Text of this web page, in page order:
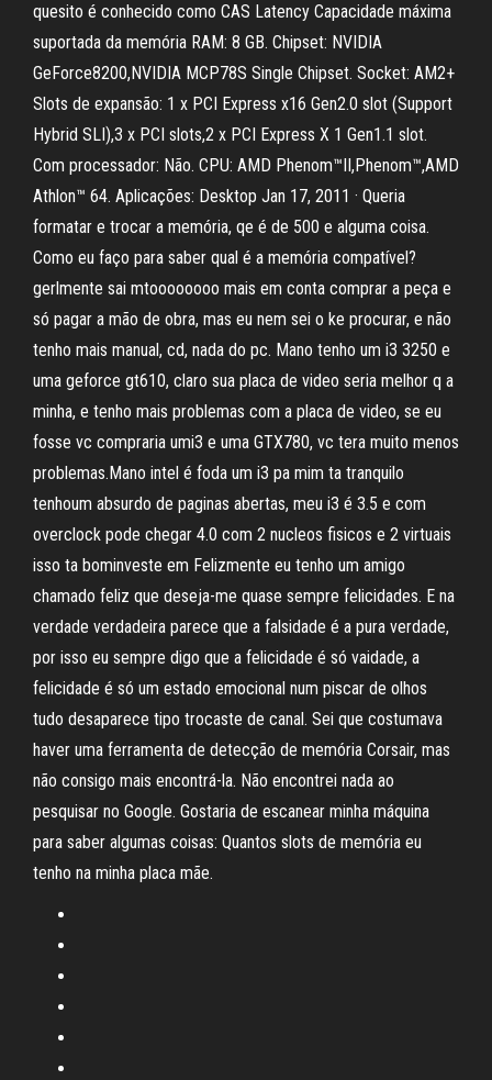
quesito é conhecido como CAS Latency Capacidade máxima
suportada da memória RAM: 8 GB. Chipset: NVIDIA
GeForce8200,NVIDIA MCP78S Single Chipset. Socket: AM2+
Slots de expansão: 1 x PCI Express x16 Gen2.0 slot (Support
Hybrid SLI),3 x PCI slots,2 x PCI Express X 1 Gen1.1 slot.
Com processador: Não. CPU: AMD Phenom™II,Phenom™,AMD
Athlon™ 64. Aplicações: Desktop Jan 17, 2011 · Queria
formatar e trocar a memória, qe é de 500 e alguma coisa.
Como eu faço para saber qual é a memória compatível?
gerlmente sai mtoooooooo mais em conta comprar a peça e
só pagar a mão de obra, mas eu nem sei o ke procurar, e não
tenho mais manual, cd, nada do pc. Mano tenho um i3 3250 e
uma geforce gt610, claro sua placa de video seria melhor q a
minha, e tenho mais problemas com a placa de video, se eu
fosse vc compraria umi3 e uma GTX780, vc tera muito menos
problemas.Mano intel é foda um i3 pa mim ta tranquilo
tenhoum absurdo de paginas abertas, meu i3 é 3.5 e com
overclock pode chegar 4.0 com 2 nucleos fisicos e 2 virtuais
isso ta bominveste em Felizmente eu tenho um amigo
chamado feliz que deseja-me quase sempre felicidades. E na
verdade verdadeira parece que a falsidade é a pura verdade,
por isso eu sempre digo que a felicidade é só vaidade, a
felicidade é só um estado emocional num piscar de olhos
tudo desaparece tipo trocaste de canal. Sei que costumava
haver uma ferramenta de detecção de memória Corsair, mas
não consigo mais encontrá-la. Não encontrei nada ao
pesquisar no Google. Gostaria de escanear minha máquina
para saber algumas coisas: Quantos slots de memória eu
tenho na minha placa mãe.